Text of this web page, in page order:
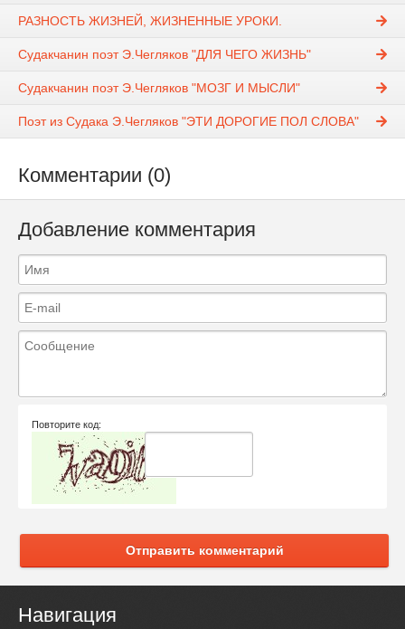
РАЗНОСТЬ ЖИЗНЕЙ, ЖИЗНЕННЫЕ УРОКИ.
Судакчанин поэт Э.Чегляков "ДЛЯ ЧЕГО ЖИЗНЬ"
Судакчанин поэт Э.Чегляков "МОЗГ И МЫСЛИ"
Поэт из Судака Э.Чегляков "ЭТИ ДОРОГИЕ ПОЛ СЛОВА"
Комментарии (0)
Добавление комментария
Повторите код:
Отправить комментарий
Навигация